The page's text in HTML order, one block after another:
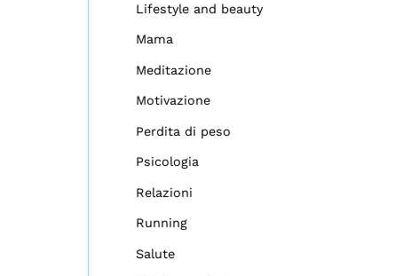
Lifestyle and beauty
Mama
Meditazione
Motivazione
Perdita di peso
Psicologia
Relazioni
Running
Salute